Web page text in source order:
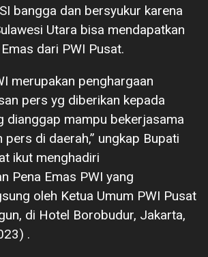
bangga dan bersyukur karena
Utara bisa mendapatkan
dari PWI Pusat.
merupakan penghargaan
pers yg diberikan kepada
dianggap mampu bekerjasama
pers di daerah,” ungkap Bupati
ikut menghadiri
Pena Emas PWI yang
oleh Ketua Umum PWI Pusat
di Hotel Borobudur, Jakarta,
.